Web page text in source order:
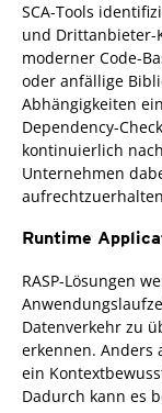
SCA-Tools
und Drittanbieter-
moderner Code-
oder anfällige
Abhängigkeiten
Dependency-
kontinuierlich
Unternehmen
Runtime
RASP-Lösungen
Datenverkehr zu
erkennen. Anders
ein
Dadurch kann es